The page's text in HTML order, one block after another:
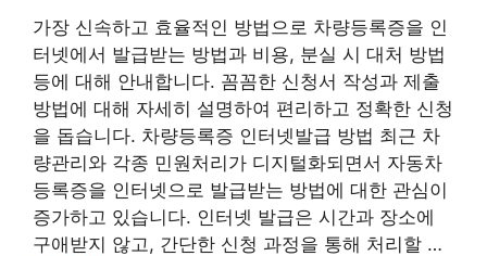
가장 신속하고 효율적인 방법으로 차량등록증을 인
터넷에서 발급받는 방법과 비용, 분실 시 대처 방법
등에 대해 안내합니다. 꼼꼼한 신청서 작성과 제출
방법에 대해 자세히 설명하여 편리하고 정확한 신청
을 돕습니다. 차량등록증 인터넷발급 방법 최근 차
량관리와 각종 민원처리가 디지털화되면서 자동차
등록증을 인터넷으로 발급받는 방법에 대한 관심이
증가하고 있습니다. 인터넷 발급은 시간과 장소에
구애받지 않고, 간단한 신청 과정을 통해 처리할 …